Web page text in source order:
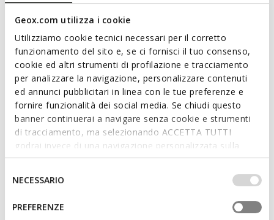
Geox.com utilizza i cookie
Utilizziamo cookie tecnici necessari per il corretto
funzionamento del sito e, se ci fornisci il tuo consenso,
cookie ed altri strumenti di profilazione e tracciamento
per analizzare la navigazione, personalizzare contenuti
ed annunci pubblicitari in linea con le tue preferenze e
fornire funzionalità dei social media. Se chiudi questo
banner continuerai a navigare senza cookie e strumenti
di tracciamento, ma selezionando ACCETTA TUTTI
godrai invece di una navigazione personalizzata sulla
base dei tuoi gusti ed interessi. Selezionando
IMPOSTAZIONI potrai anche scegliere quali cookies ed
altri strumenti di tracciamento autorizzare. Per maggiori
informazioni o per modificare in qualsiasi momento le
tue impostazioni, visita la nostra
consenso
NECESSARIO
PREFERENZE
XAND 2S HERR
Offene Sandalen
2 FARBEN
Price reduced from
89,95€
to
-22%
71,06€
SPHERICA EC5 HERR
Sportsandalen
3 FARBEN
Price reduced from
to
Listenpreis
62,06€